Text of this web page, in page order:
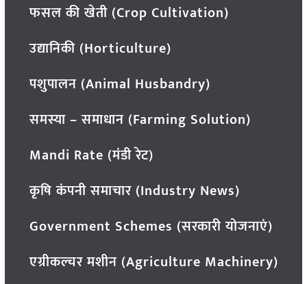
फसल की खेती (Crop Cultivation)
उद्यानिकी (Horticulture)
पशुपालन (Animal Husbandry)
समस्या – समाधान (Farming Solution)
Mandi Rate (मंडी रेट)
कृषि कंपनी समाचार (Industry News)
Government Schemes (सरकारी योजनाएं)
एग्रीकल्चर मशीन (Agriculture Machinery)